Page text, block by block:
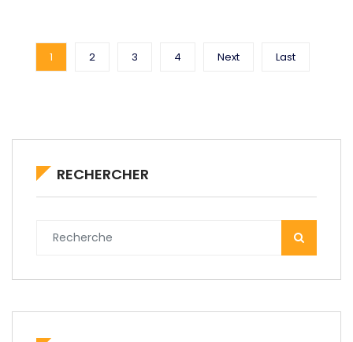
1 2 3 4 Next Last
RECHERCHER